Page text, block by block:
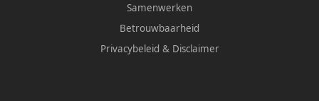
Samenwerken
Betrouwbaarheid
Privacybeleid & Disclaimer